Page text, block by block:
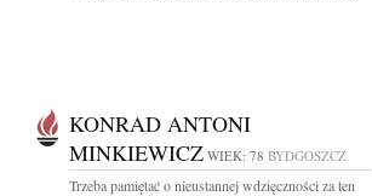
KONRAD ANTONI
MINKIEWICZ WIEK: 78 BYDGOSZCZ
Trzeba pamiętać o nieustannej wdzięczności za ten